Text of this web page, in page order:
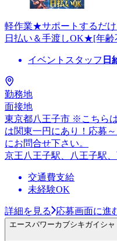
軽作業★サポートするだ
日払い＆手渡しOK★[年齢
イベントスタッフ 日
勤務地
面接地
東京都八王子市 ※こちら
は関東一円にあり！応募
にお問合せ下さい。
京王八王子駅、八王子駅
交通費支給
未経験OK
詳細を見る 応募画面に進
エースパワーカブシキガイシ